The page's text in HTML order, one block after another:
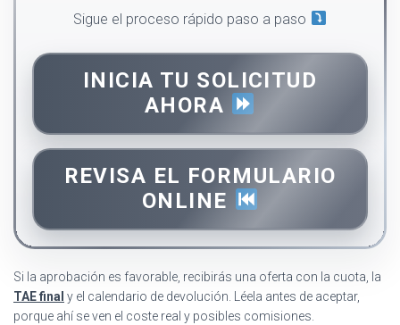
Sigue el proceso rápido paso a paso
INICIA TU SOLICITUD
AHORA
REVISA EL FORMULARIO
ONLINE
Si la aprobación es favorable, recibirás una oferta con la cuota, la
TAE final y el calendario de devolución. Léela antes de aceptar,
porque ahí se ven el coste real y posibles comisiones.